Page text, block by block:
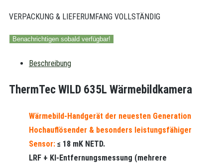
VERPACKUNG & LIEFERUMFANG VOLLSTÄNDIG
Benachrichtigen sobald verfügbar!
Beschreibung
ThermTec WILD 635L Wärmebildkamera
Wärmebild-Handgerät der neuesten Generation
Hochauflösender & besonders leistungsfähiger
Sensor: ≤ 18 mK NETD.
LRF + KI-Entfernungsmessung (mehrere